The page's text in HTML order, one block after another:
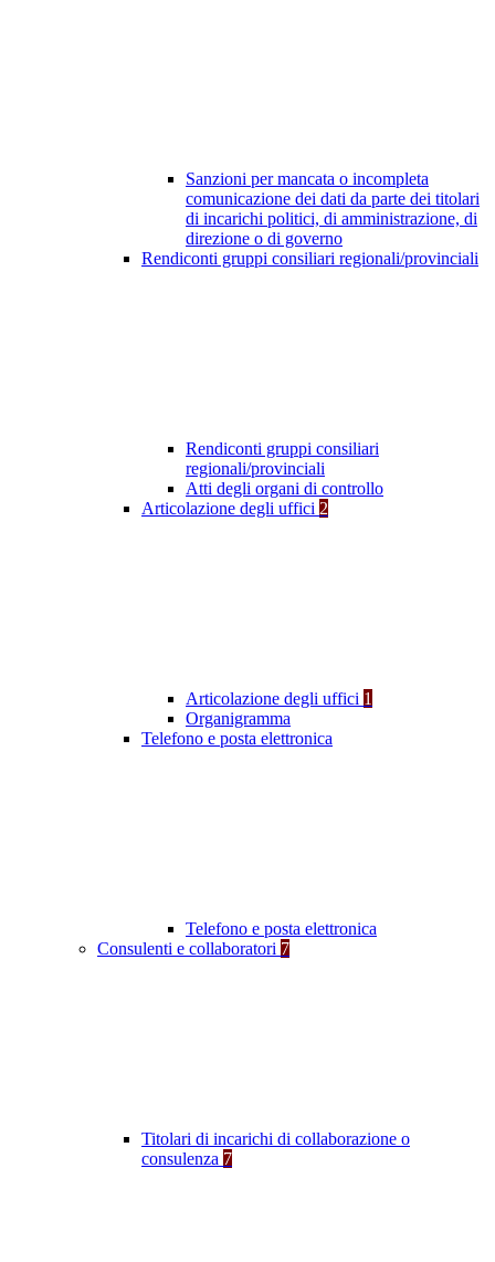
Sanzioni per mancata o incompleta
comunicazione dei dati da parte dei titolari
di incarichi politici, di amministrazione, di
direzione o di governo
Rendiconti gruppi consiliari regionali/provinciali
Rendiconti gruppi consiliari
regionali/provinciali
Atti degli organi di controllo
Articolazione degli uffici 2
Articolazione degli uffici 1
Organigramma
Telefono e posta elettronica
Telefono e posta elettronica
Consulenti e collaboratori 7
Titolari di incarichi di collaborazione o
consulenza 7